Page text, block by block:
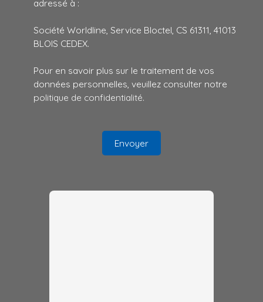
adressé à :
Société Worldline, Service Bloctel, CS 61311, 41013
BLOIS CEDEX.
Pour en savoir plus sur le traitement de vos
données personnelles, veuillez consulter notre
politique de confidentialité.
Envoyer